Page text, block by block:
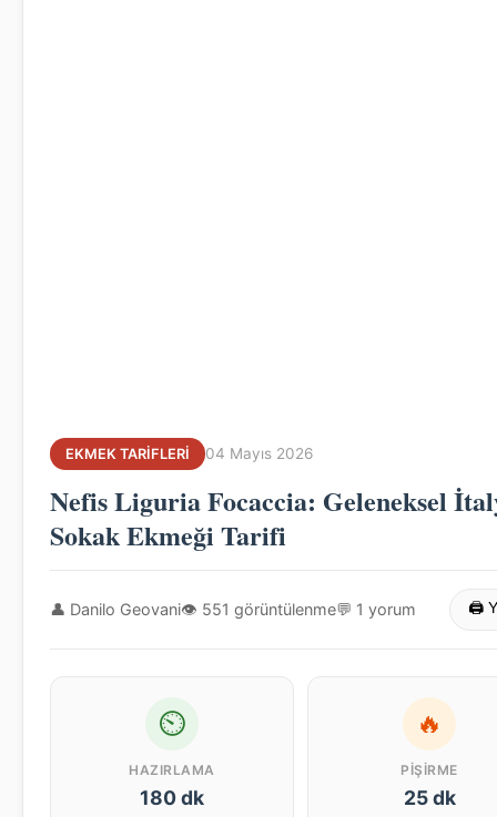
EKMEK TARIFLERI 04 Mayıs 2026
Nefis Liguria Focaccia: Geleneksel
Sokak Ekmeği Tarifi
👤 Danilo Geovani👁 551 görüntülenme💬 1 yorum 🖨
⏲
HAZIRLAMA
180 dk
🔥
PIŞIRME
25 dk